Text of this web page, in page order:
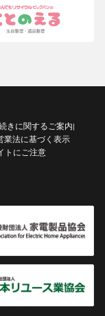
きに関するご案内|
業法に基づく表示
トにご注意